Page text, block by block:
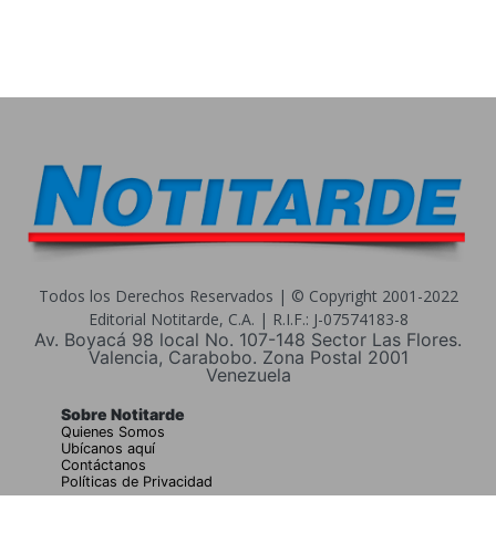
Todos los Derechos Reservados | © Copyright 2001-2022
Editorial Notitarde, C.A. | R.I.F.: J-07574183-8
Av. Boyacá 98 local No. 107-148 Sector Las Flores.
Valencia, Carabobo. Zona Postal 2001
Venezuela
Sobre Notitarde
Quienes Somos
Ubícanos aquí
Contáctanos
Políticas de Privacidad